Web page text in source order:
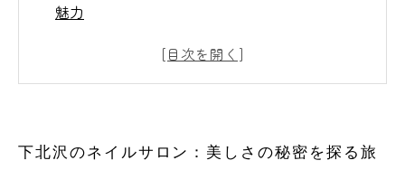
魅力
心躍るデザイン：下北沢ネイルサロンの隠れた
あなたにぴったりのスタイル：下北沢で見つけ
下北沢のネイルサロン：美しさの秘密を探る旅